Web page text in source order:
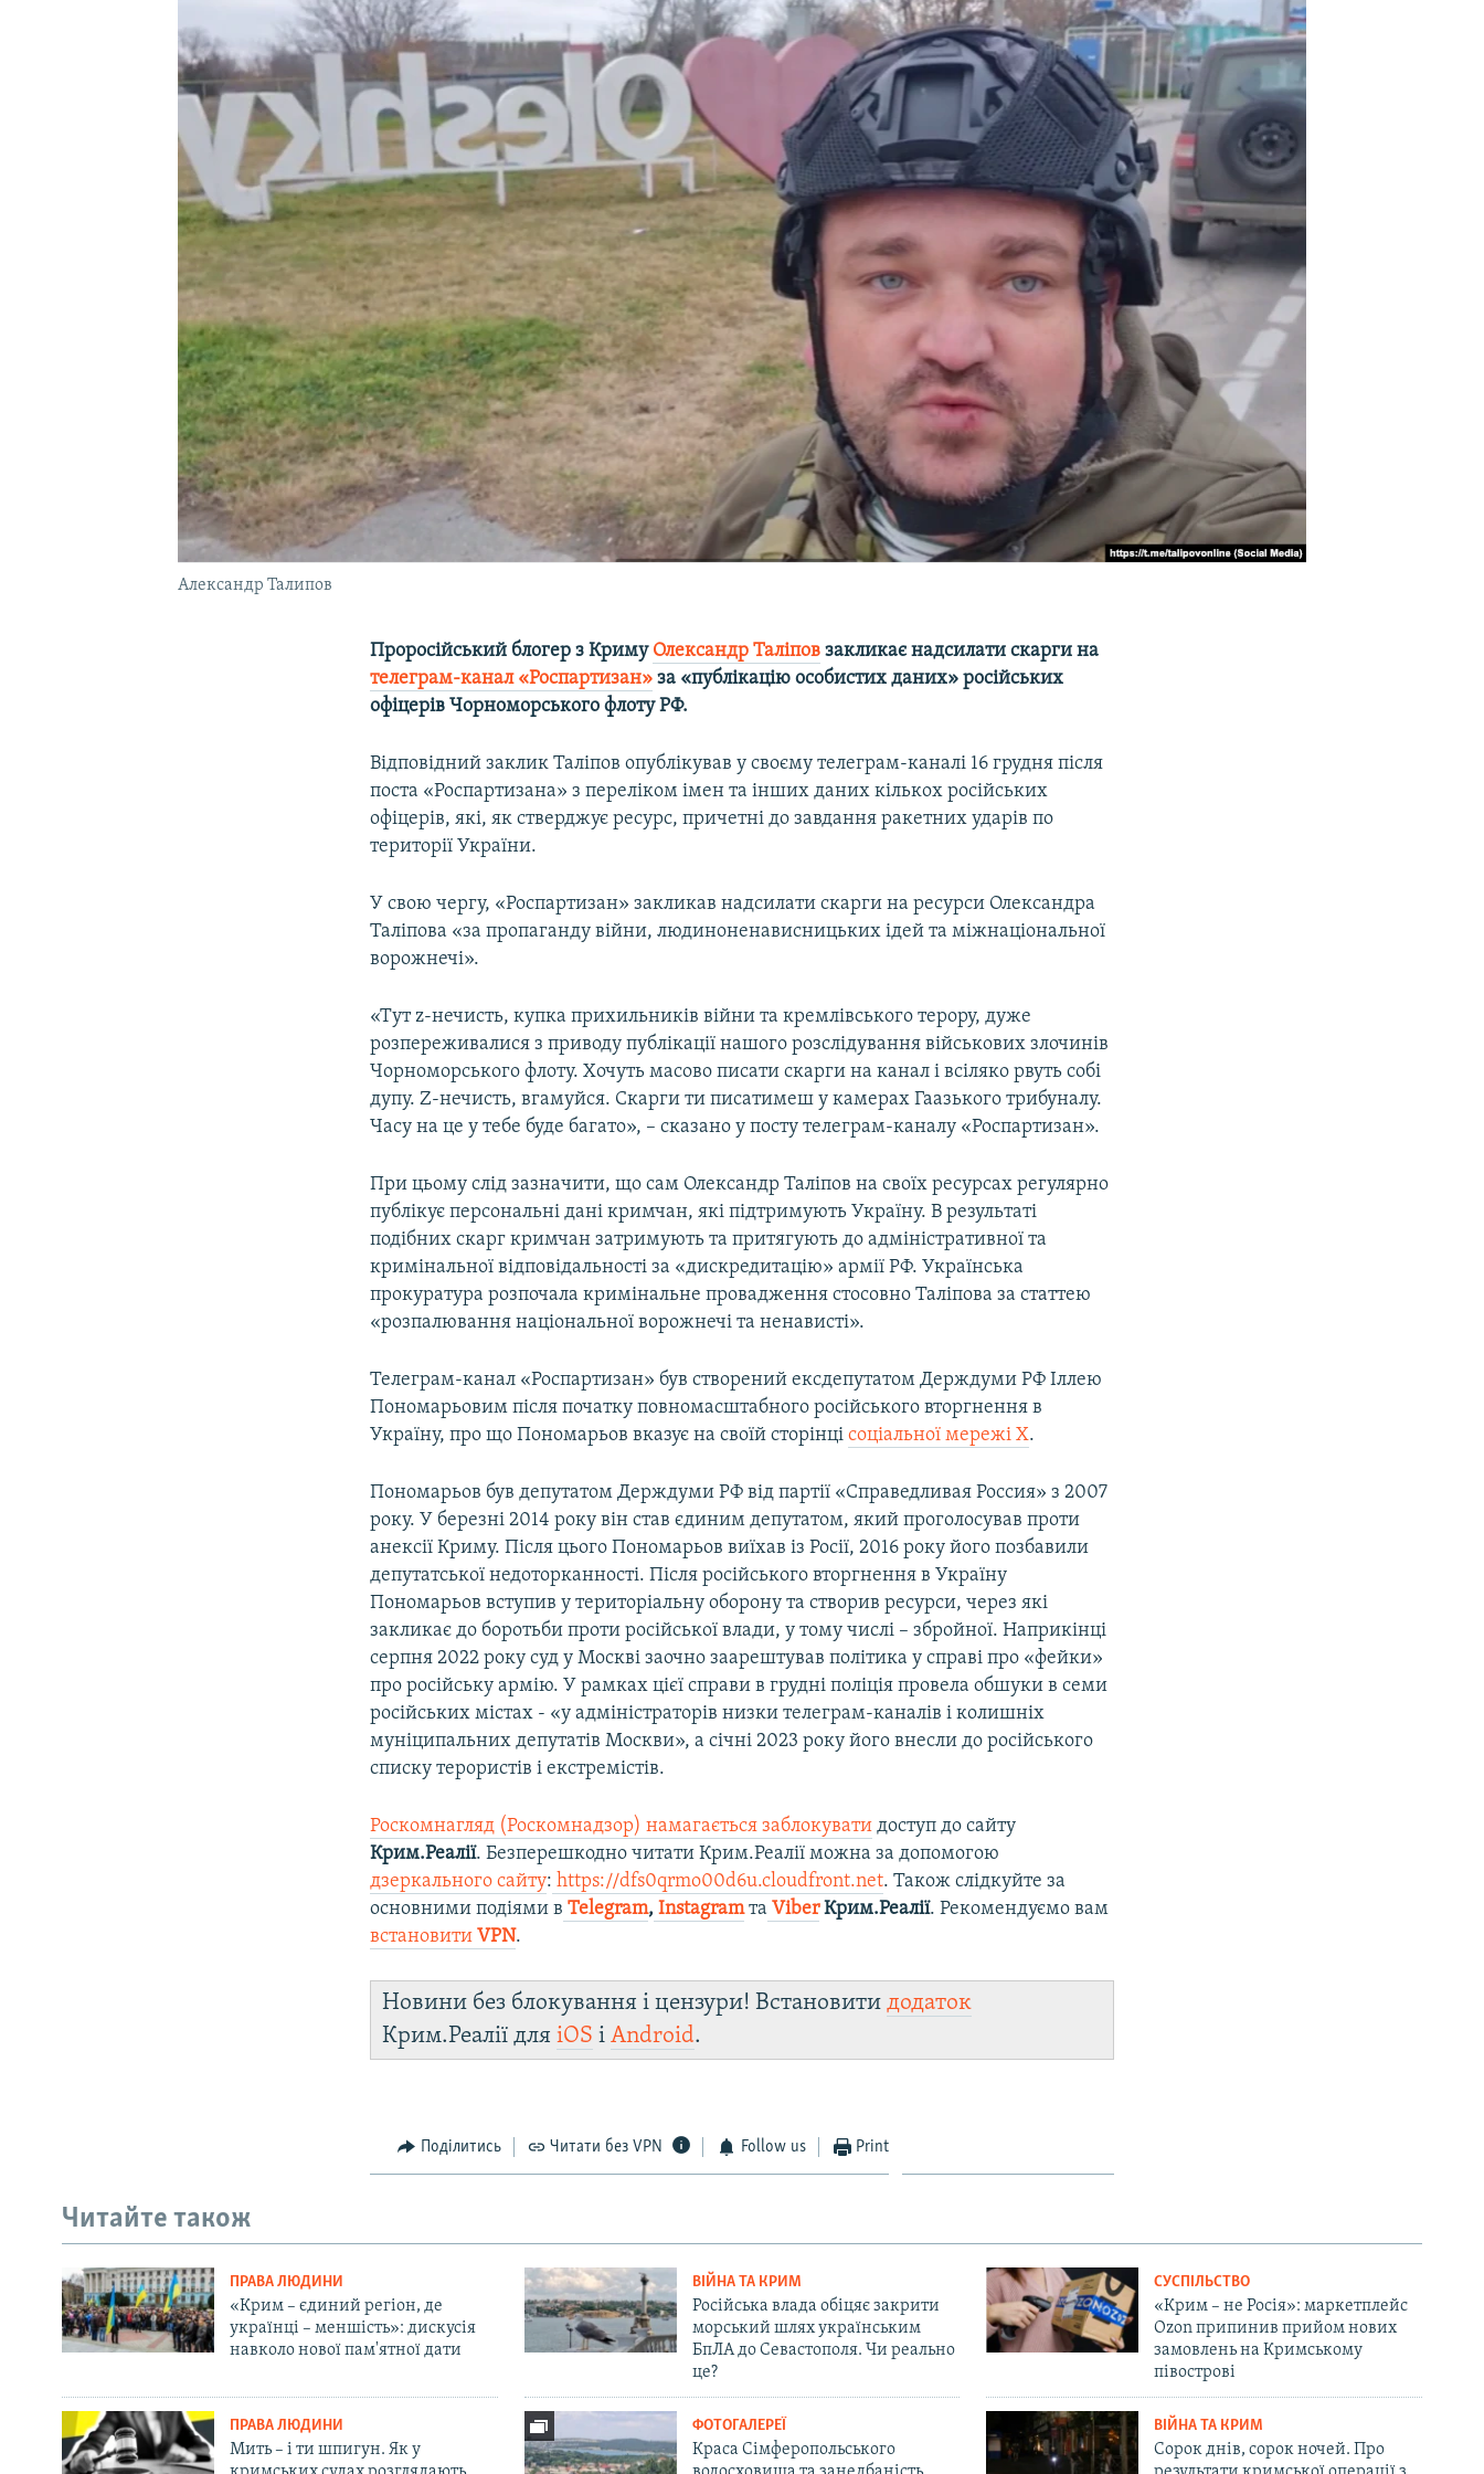
УКРАЇНСЬКА ПРОБЛЕМА КРИМУ
Александр Талипов
Проросійський блогер з Криму Олександр Таліпов закликає надсилати скарги на
телеграм-канал «Роспартизан» за «публікацію особистих даних» російських
офіцерів Чорноморського флоту РФ.
Відповідний заклик Таліпов опублікував у своєму телеграм-каналі 16 грудня після
поста «Роспартизана» з переліком імен та інших даних кількох російських
офіцерів, які, як стверджує ресурс, причетні до завдання ракетних ударів по
території України.
У свою чергу, «Роспартизан» закликав надсилати скарги на ресурси Олександра
Таліпова «за пропаганду війни, людиноненависницьких ідей та міжнаціональної
ворожнечі».
«Тут z-нечисть, купка прихильників війни та кремлівського терору, дуже
розпереживалися з приводу публікації нашого розслідування військових злочинів
Чорноморського флоту. Хочуть масово писати скарги на канал і всіляко рвуть собі
дупу. Z-нечисть, вгамуйся. Скарги ти писатимеш у камерах Гаазького трибуналу.
Часу на це у тебе буде багато», – сказано у посту телеграм-каналу «Роспартизан».
При цьому слід зазначити, що сам Олександр Таліпов на своїх ресурсах регулярно
публікує персональні дані кримчан, які підтримують Україну. В результаті
подібних скарг кримчан затримують та притягують до адміністративної та
кримінальної відповідальності за «дискредитацію» армії РФ. Українська
прокуратура розпочала кримінальне провадження стосовно Таліпова за статтею
«розпалювання національної ворожнечі та ненависті».
Телеграм-канал «Роспартизан» був створений ексдепутатом Держдуми РФ Іллею
Пономарьовим після початку повномасштабного російського вторгнення в
Україну, про що Пономарьов вказує на своїй сторінцісоціальної мережі X.
Пономарьов був депутатом Держдуми РФ від партії «Справедливая Россия» з 2007
року. У березні 2014 року він став єдиним депутатом, який проголосував проти
анексії Криму. Після цього Пономарьов виїхав із Росії, 2016 року його позбавили
депутатської недоторканності. Після російського вторгнення в Україну
Пономарьов вступив у територіальну оборону та створив ресурси, через які
закликає до боротьби проти російської влади, у тому числі – збройної. Наприкінці
серпня 2022 року суд у Москві заочно заарештував політика у справі про «фейки»
про російську армію. У рамках цієї справи в грудні поліція провела обшуки в семи
російських містах - «у адміністраторів низки телеграм-каналів і колишніх
муніципальних депутатів Москви», а січні 2023 року його внесли до російського
списку терористів і екстремістів.
Роскомнагляд (Роскомнадзор) намагається заблокувати доступ до сайту
Крим.Реалії. Безперешкодно читати Крим.Реалії можна за допомогою
дзеркального сайту: https://dfs0qrmo00d6u.cloudfront.net. Також слідкуйте за
основними подіями в Telegram, Instagramта ViberКрим.Реалії. Рекомендуємо вам
встановитиVPN.
Новини без блокування і цензури! Встановитидодаток
Крим.Реалії дляiOS іAndroid.
Поділитись Читати без VPN Follow us Print
Читайте також
ПРАВА ЛЮДИНИ
«Крим – єдиний регіон, де
українці – меншість»: дискусія
навколо нової пам'ятної дати
ВІЙНА ТА КРИМ
Російська влада обіцяє закрити
морський шлях українським
БпЛА до Севастополя. Чи реально
це?
СУСПІЛЬСТВО
«Крим – не Росія»: маркетплейс
Ozon припинив прийом нових
замовлень на Кримському
півострові
ПРАВА ЛЮДИНИ
Мить – і ти шпигун. Як у
ФОТОГАЛЕРЕЇ
Краса Сімферопольського
ВІЙНА ТА КРИМ
Сорок днів, сорок ночей. Про